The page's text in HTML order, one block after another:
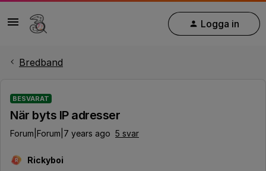
Logga in
Bredband
BESVARAT
När byts IP adresser
Forum|Forum|7 years ago 5 svar
R Rickyboi